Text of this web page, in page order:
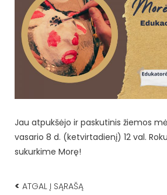
Jau atpukšėjo ir paskutinis žiemos
vasario 8 d. (ketvirtadienį) 12 val.
sukurkime Morę!
< ATGAL Į SĄRAŠĄ